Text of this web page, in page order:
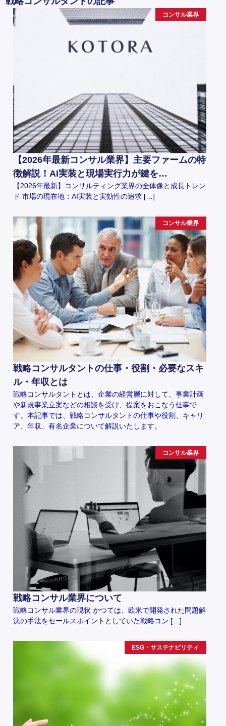
コンサル業界
【2026年最新コンサル業界】主要ファームの特
徴解説！AI実装と現場実行力が鍵を…
【2026年最新】コンサルティング業界の全体像と成長トレン
ド 市場の現在地：AI実装と実効性の追求 […]
コンサル業界
戦略コンサルタントの仕事・役割・必要なスキ
ル・年収とは
戦略コンサルタントとは、企業の経営層に対して、事業計画
や新規事業立案などの相談を受け、提案をおこなう仕事で
す。本記事では、戦略コンサルタントの仕事や役割、キャリ
ア、年収、有名企業について解説いたします。
コンサル業界
戦略コンサル業界について
戦略コンサル業界の現状 かつては、欧米で開発された問題解
決の手法をセールスポイントとしていた戦略コン […]
ESG・サステナビリティ